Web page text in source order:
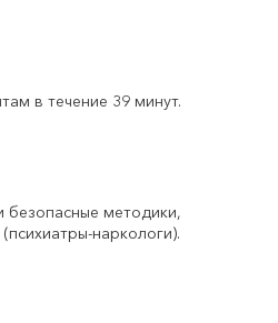
в течение 39 минут.
методики,
наркологи).